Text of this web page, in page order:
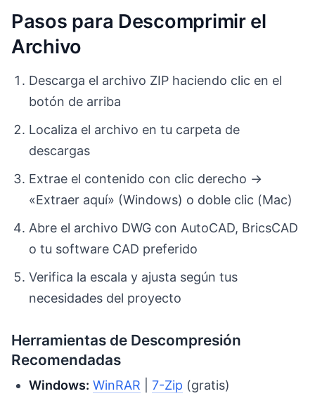
Pasos para Descomprimir el
Archivo
Descarga el archivo ZIP haciendo clic en el
botón de arriba
Localiza el archivo en tu carpeta de
descargas
Extrae el contenido con clic derecho →
«Extraer aquí» (Windows) o doble clic (Mac)
Abre el archivo DWG con AutoCAD, BricsCAD
o tu software CAD preferido
Verifica la escala y ajusta según tus
necesidades del proyecto
Herramientas de Descompresión
Recomendadas
Windows: WinRAR |7-Zip (gratis)